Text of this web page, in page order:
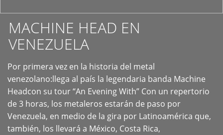
MACHINE HEAD EN
VENEZUELA
Por primera vez en la historia del metal
venezolano:llega al país la legendaria banda Machine
Headcon su tour “An Evening With” Con un repertorio
de 3 horas, los metaleros estarán de paso por
Venezuela, en medio de la gira por Latinoamérica que,
también, los llevará a México, Costa Rica,
+